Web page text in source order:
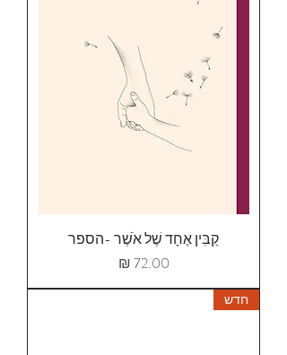
קַבִּין אֶחָד שֶׁל אֹשֶׁר -הספר
מחיר
חדש